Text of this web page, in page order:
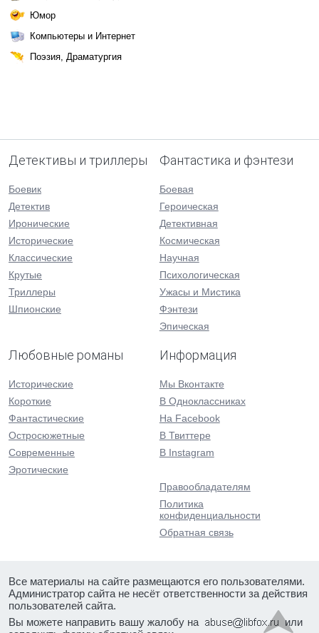
Юмор
Компьютеры и Интернет
Поэзия, Драматургия
Детективы и триллеры
Боевик
Детектив
Иронические
Исторические
Классические
Крутые
Триллеры
Шпионские
Фантастика и фэнтези
Боевая
Героическая
Детективная
Космическая
Научная
Психологическая
Ужасы и Мистика
Фэнтези
Эпическая
Любовные романы
Исторические
Короткие
Фантастические
Остросюжетные
Современные
Эротические
Информация
Мы Вконтакте
В Одноклассниках
На Facebook
В Твиттере
В Instagram
Правообладателям
Политика
конфиденциальности
Обратная связь
Все материалы на сайте размещаются его пользователями.
Администратор сайта не несёт ответственности за действия
пользователей сайта.
Вы можете направить вашу жалобу на
или